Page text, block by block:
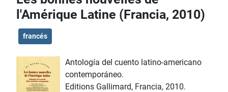
l'Amérique Latine (Francia, 2010)
francés
Antología del cuento latino-americano
contemporáneo.
Editions Gallimard, Francia, 2010.